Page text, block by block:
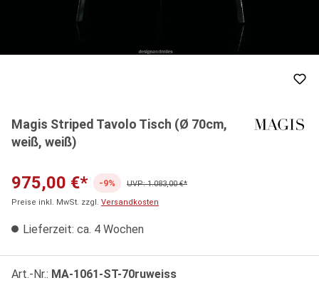
Magis Striped Tavolo Tisch (Ø 70cm,
weiß, weiß)
975,00 €* -9%
UVP: 1.083,00 €*
Preise inkl. MwSt. zzgl. Versandkosten
Lieferzeit: ca. 4 Wochen
Art.-Nr.: MA-1061-ST-70ruweiss